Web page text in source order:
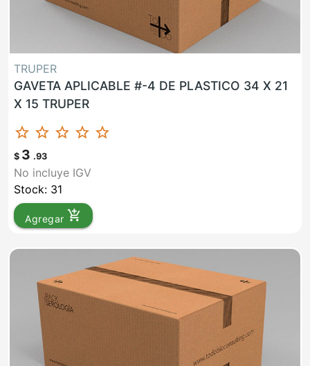
TRUPER
GAVETA APLICABLE #-4 DE PLASTICO 34 X 21
X 15 TRUPER
star_border star_border star_border star_border star_border
$ 3 .93
No incluye IGV
Stock: 31
Agregar add_shopping_cart